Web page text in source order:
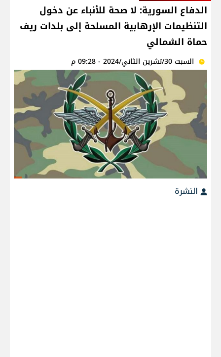
الدفاع السورية: لا صحة للأنباء عن دخول
التنظيمات الإرهابية المسلحة إلى بلدات ريف
حماة الشمالي
السبت 30/تشرين الثاني/2024 - 09:28 م
النشرة